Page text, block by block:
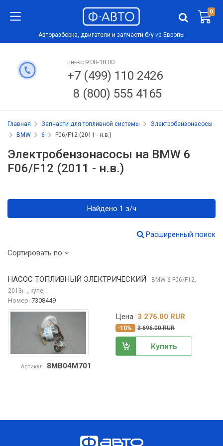
0
Авторазборка, двигатели и запчасти б/у из Европы
пн-вс 9:00-18:00
+7 (499) 110 2426
8 (800) 555 4165
Главная Запчасти для топливной системы
Электробензонасосы
BMW
6 F06/F12 (2011 - н.в.)
Электробензонасосы на BMW 6
F06/F12 (2011 - н.в.)
Найдено 1 з/ч
Расширенный поиск
Сортировать по
НАСОС ТОПЛИВНЫЙ ЭЛЕКТРИЧЕСКИЙ BMW 6 F06/F12,
2013г. , купе,
Номер: 7308449
Артикул 8MB04M701
Цена 3 276.00 RUR
-10% 3 696.00 RUR
Купить